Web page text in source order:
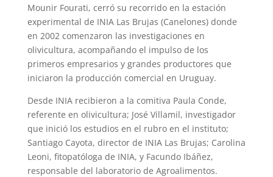
Mounir Fourati, cerró su recorrido en la estación
experimental de INIA Las Brujas (Canelones) donde
en 2002 comenzaron las investigaciones en
olivicultura, acompañando el impulso de los
primeros empresarios y grandes productores que
iniciaron la producción comercial en Uruguay.
Desde INIA recibieron a la comitiva Paula Conde,
referente en olivicultura; José Villamil, investigador
que inició los estudios en el rubro en el instituto;
Santiago Cayota, director de INIA Las Brujas; Carolina
Leoni, fitopatóloga de INIA, y Facundo Ibáñez,
responsable del laboratorio de Agroalimentos.